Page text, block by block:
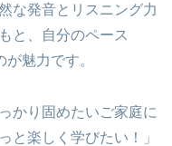
な発音とリスニング力
と、自分のペース
魅力です。
かり固めたいご家庭に
と楽しく学びたい！」